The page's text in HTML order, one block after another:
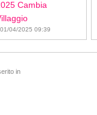
Cambia
04/2025 09:39
in